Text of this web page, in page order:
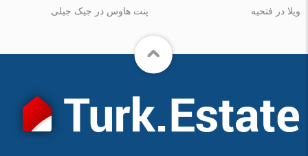
ویلا در فتحیه
پنت هاوس در جیک جیلی